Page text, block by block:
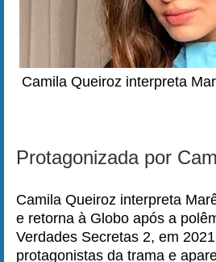
Camila Queiroz interpreta
Protagonizada por
Camila Queiroz interpreta
e retorna à Globo após a
Verdades Secretas 2, em
protagonistas da trama e